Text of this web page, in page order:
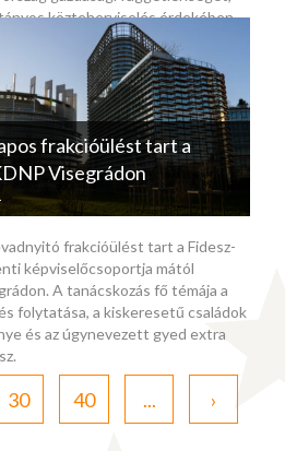
közteherviselés érdekében
a rezsicsökkentést is.
frakcióülést tart a
Visegrádon
frakcióülést tart a Fidesz-
képviselőcsoportja mától
A tanácskozás fő témája a
folytatása, a kiskeresetű családok
és az úgynevezett gyed extra
30 40 ... ›